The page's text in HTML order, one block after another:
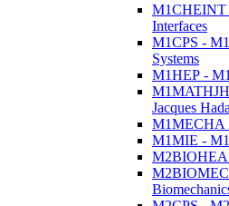
M1CHEINT
Interfaces
M1CPS -
Systems
M1HEP -
Jacques
M1MECHA
M1MIE -
M2BIOHEA